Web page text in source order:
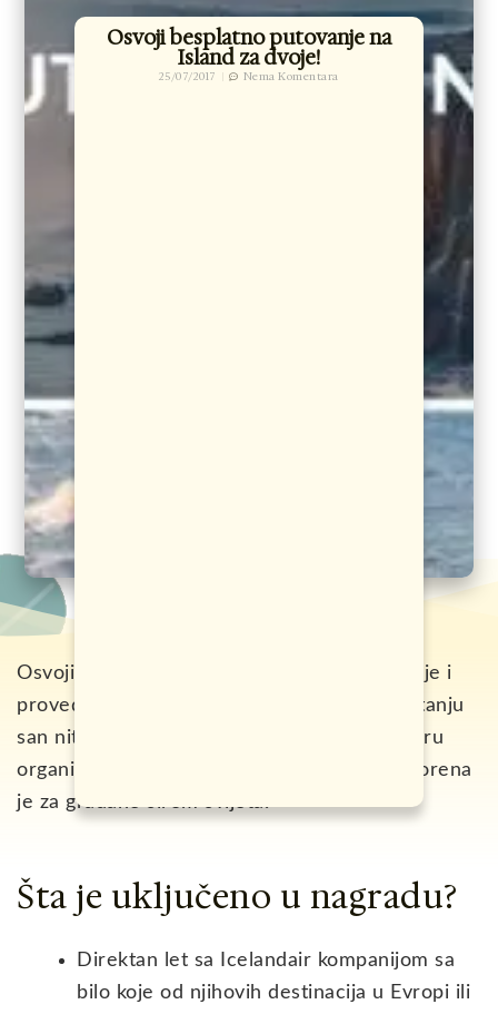
Osvoji besplatno putovanje na
Island za dvoje!
25/07/2017 Nema Komentara
Osvoji besplatno putovanje na Island za dvoje i
provedi sedmicu za pamćenje! Ne, nije u pitanju
san niti bilo kakva prevara. Ovu nagradnu igru
organizuje kompanija “Off to Iceland”, a otvorena
je za građane širom svijeta.
Šta je uključeno u nagradu?
Direktan let sa Icelandair kompanijom sa
bilo koje od njihovih destinacija u Evropi ili